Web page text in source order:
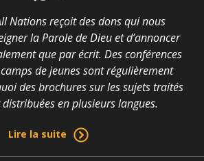
Nations reçoit des dons qui nous
la Parole de Dieu et d’annoncer
que par écrit. Des conférences
de jeunes sont régulièrement
des brochures sur les sujets traités
en plusieurs langues.
Lire la suite